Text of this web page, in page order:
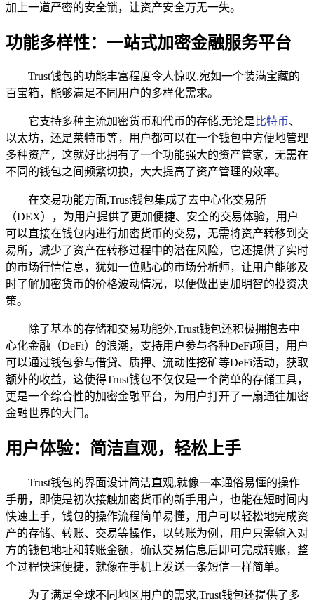
加上一道严密的安全锁，让资产安全万无一失。
功能多样性：一站式加密金融服务平台
Trust钱包的功能丰富程度令人惊叹,宛如一个装满宝藏的
百宝箱，能够满足不同用户的多样化需求。
它支持多种主流加密货币和代币的存储,无论是 比特币、
以太坊，还是莱特币等，用户都可以在一个钱包中方便地管理
多种资产，这就好比拥有了一个功能强大的资产管家，无需在
不同的钱包之间频繁切换，大大提高了资产管理的效率。
在交易功能方面,Trust钱包集成了去中心化交易所
（DEX），为用户提供了更加便捷、安全的交易体验，用户
可以直接在钱包内进行加密货币的交易，无需将资产转移到交
易所，减少了资产在转移过程中的潜在风险，它还提供了实时
的市场行情信息，犹如一位贴心的市场分析师，让用户能够及
时了解加密货币的价格波动情况，以便做出更加明智的投资决
策。
除了基本的存储和交易功能外,Trust钱包还积极拥抱去中
心化金融（DeFi）的浪潮，支持用户参与各种DeFi项目，用户
可以通过钱包参与借贷、质押、流动性挖矿等DeFi活动，获取
额外的收益，这使得Trust钱包不仅仅是一个简单的存储工具，
更是一个综合性的加密金融平台，为用户打开了一扇通往加密
金融世界的大门。
用户体验：简洁直观，轻松上手
Trust钱包的界面设计简洁直观,就像一本通俗易懂的操作
手册，即使是初次接触加密货币的新手用户，也能在短时间内
快速上手，钱包的操作流程简单易懂，用户可以轻松地完成资
产的存储、转账、交易等操作，以转账为例，用户只需输入对
方的钱包地址和转账金额，确认交易信息后即可完成转账，整
个过程快速便捷，就像在手机上发送一条短信一样简单。
为了满足全球不同地区用户的需求,Trust钱包还提供了多